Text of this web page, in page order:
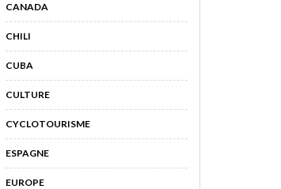
CANADA
CHILI
CUBA
CULTURE
CYCLOTOURISME
ESPAGNE
EUROPE